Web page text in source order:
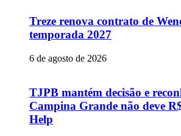
Treze renova contrato de
temporada 2027
6 de agosto de 2026
TJPB mantém decisão e
Campina Grande não deve
Help